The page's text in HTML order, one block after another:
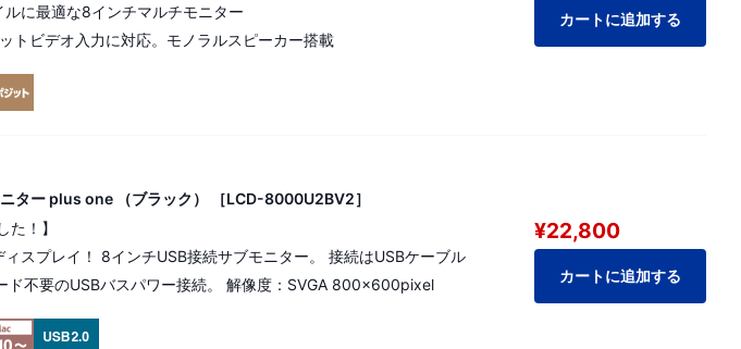
に最適な8インチマルチモニター
トビデオ入力に対応。モノラルスピーカー搭載
カートに追加する
ター plus one （ブラック） ［LCD-8000U2BV2］
た！】
ィスプレイ！ 8インチUSB接続サブモニター。 接続はUSBケーブル
ド不要のUSBバスパワー接続。 解像度：SVGA 800×600pixel
¥22,800
カートに追加する